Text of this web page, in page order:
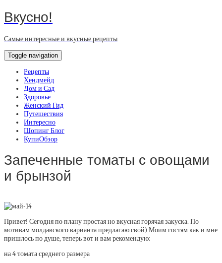
Вкусно!
Самые интересные и вкусные рецепты
Toggle navigation
Рецепты
Хендмейд
Дом и Сад
Здоровье
Женский Гид
Путешествия
Интересно
Шопинг Блог
КупиОбзор
Запеченные томаты с овощами
и брынзой
Привет! Сегодня по плану простая но вкусная горячая закуска. По
мотивам молдавского варианта предлагаю свой) Моим гостям как и мне
пришлось по душе, теперь вот и вам рекомендую:
на 4 томата среднего размера